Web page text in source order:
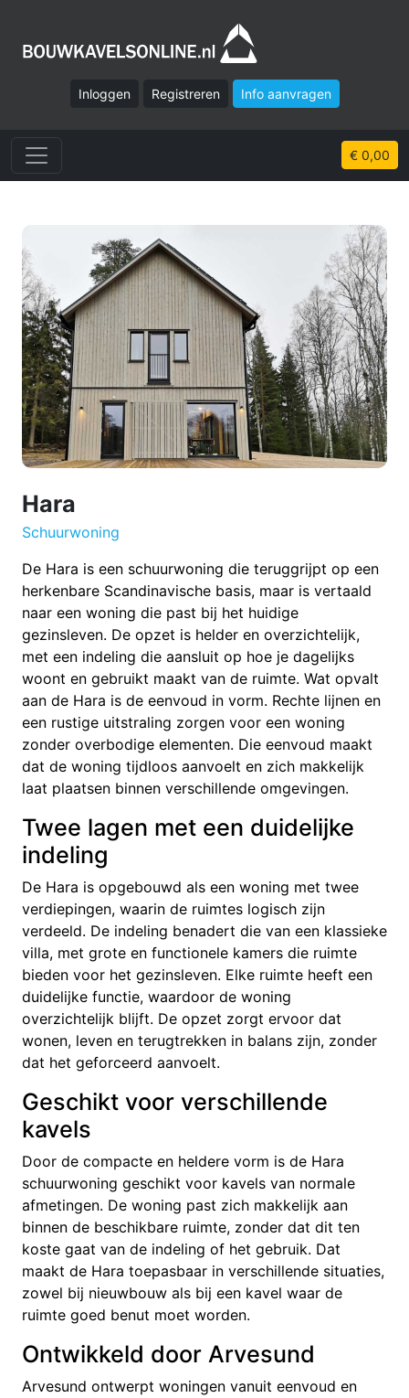
Inloggen Registreren Info aanvragen
€ 0,00
Hara
Schuurwoning
De Hara is een schuurwoning die teruggrijpt op een
herkenbare Scandinavische basis, maar is vertaald
naar een woning die past bij het huidige
gezinsleven. De opzet is helder en overzichtelijk,
met een indeling die aansluit op hoe je dagelijks
woont en gebruikt maakt van de ruimte. Wat opvalt
aan de Hara is de eenvoud in vorm. Rechte lijnen en
een rustige uitstraling zorgen voor een woning
zonder overbodige elementen. Die eenvoud maakt
dat de woning tijdloos aanvoelt en zich makkelijk
laat plaatsen binnen verschillende omgevingen.
Twee lagen met een duidelijke
indeling
De Hara is opgebouwd als een woning met twee
verdiepingen, waarin de ruimtes logisch zijn
verdeeld. De indeling benadert die van een klassieke
villa, met grote en functionele kamers die ruimte
bieden voor het gezinsleven. Elke ruimte heeft een
duidelijke functie, waardoor de woning
overzichtelijk blijft. De opzet zorgt ervoor dat
wonen, leven en terugtrekken in balans zijn, zonder
dat het geforceerd aanvoelt.
Geschikt voor verschillende
kavels
Door de compacte en heldere vorm is de Hara
schuurwoning geschikt voor kavels van normale
afmetingen. De woning past zich makkelijk aan
binnen de beschikbare ruimte, zonder dat dit ten
koste gaat van de indeling of het gebruik. Dat
maakt de Hara toepasbaar in verschillende situaties,
zowel bij nieuwbouw als bij een kavel waar de
ruimte goed benut moet worden.
Ontwikkeld door Arvesund
Arvesund ontwerpt woningen vanuit eenvoud en